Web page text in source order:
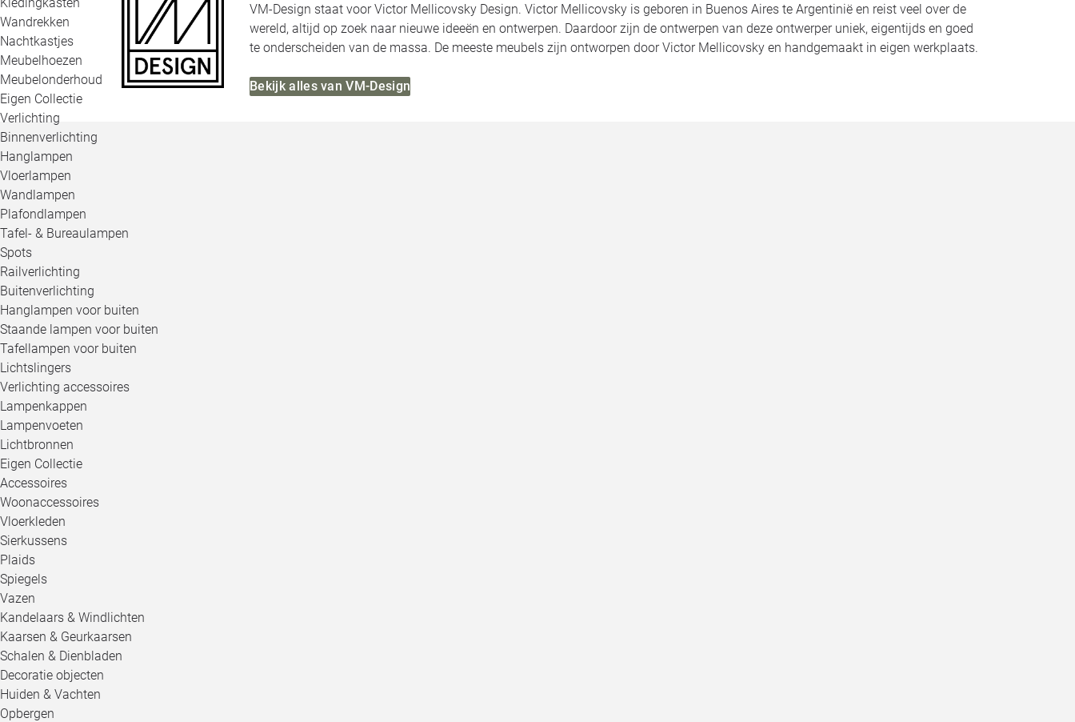
Wandrekken
Nachtkastjes
Meubelhoezen
Meubelonderhoud
Eigen Collectie
Verlichting
Binnenverlichting
Hanglampen
Vloerlampen
Wandlampen
Plafondlampen
Tafel- & Bureaulampen
Spots
Railverlichting
Buitenverlichting
Hanglampen voor buiten
Staande lampen voor buiten
Tafellampen voor buiten
Lichtslingers
Verlichting accessoires
Lampenkappen
Lampenvoeten
Lichtbronnen
Eigen Collectie
Accessoires
Woonaccessoires
Vloerkleden
Sierkussens
Plaids
Spiegels
Vazen
Kandelaars & Windlichten
Kaarsen & Geurkaarsen
Schalen & Dienbladen
Decoratie objecten
Huiden & Vachten
Opbergen
VM-Design staat voor Victor Mellicovsky Design. Victor Mellicovsky is geboren in Buenos Aires te Argentinië en reist veel over de
wereld, altijd op zoek naar nieuwe ideeën en ontwerpen. Daardoor zijn de ontwerpen van deze ontwerper uniek, eigentijds en goed
te onderscheiden van de massa. De meeste meubels zijn ontworpen door Victor Mellicovsky en handgemaakt in eigen werkplaats.
Bekijk alles van VM-Design